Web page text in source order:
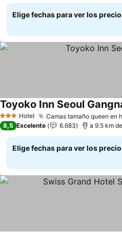
Elige fechas para ver los
3 Estrellas
Hotel Camas tamaño queen en
Toyoko Inn Seoul
8,5 Excelente 6.683 a 9.5 km
Elige fechas para ver los